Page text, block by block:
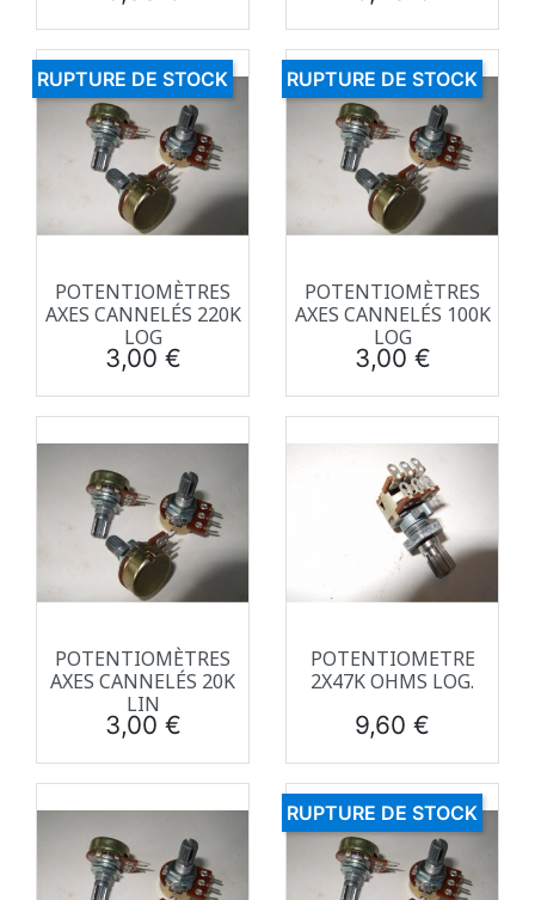
POTENTIOMÈTRES
AXES CANNELÉS 220K
LOG
Prix
3,00 €
RUPTURE DE STOCK
POTENTIOMÈTRES
AXES CANNELÉS 100K
LOG
Prix
3,00 €
RUPTURE DE STOCK
POTENTIOMÈTRES
AXES CANNELÉS 20K
LIN
Prix
3,00 €
POTENTIOMETRE
2X47K OHMS LOG.
Prix
9,60 €
RUPTURE DE STOCK